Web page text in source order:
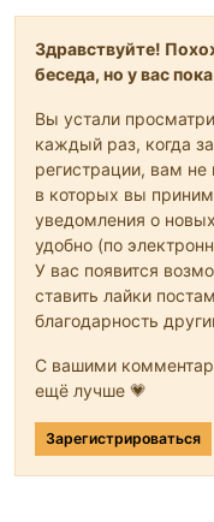
Здравствуйте!
беседа, но у вас
Вы устали
каждый раз, когда
регистрации, вам не
в которых вы
уведомления о
удобно (по
У вас появится
ставить лайки
благодарность
С вашими
ещё лучше 💗
Зарегистрироваться